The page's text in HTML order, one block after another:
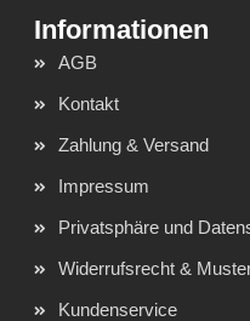
AGB
Kontakt
Zahlung & Versand
Impressum
Privatsphäre und
Widerrufsrecht &
Kundenservice